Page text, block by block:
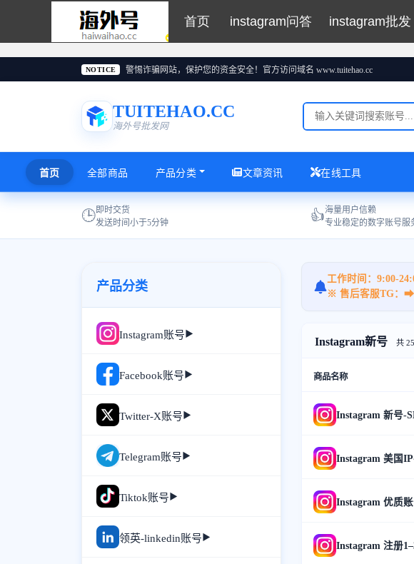
首页 instagram问答 instagram批发